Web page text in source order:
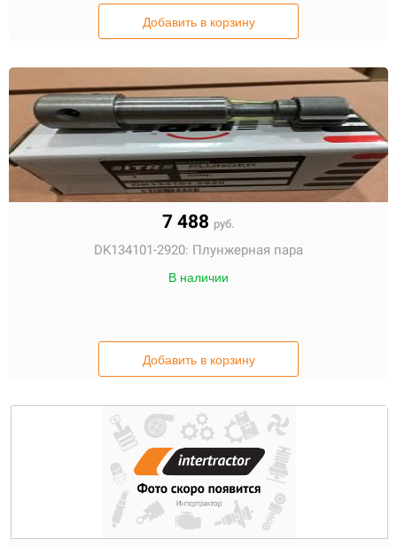
Добавить в корзину
7 488 руб.
DK134101-2920: Плунжерная пара
В наличии
Добавить в корзину